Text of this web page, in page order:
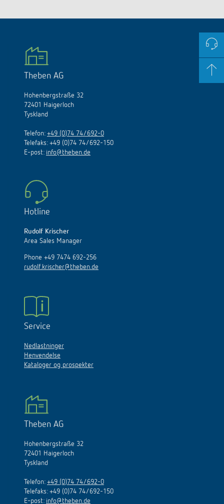
Theben AG
Hohenbergstraße 32
72401 Haigerloch
Tyskland
Telefon: +49 (0)74 74/692-0
Telefaks: +49 (0)74 74/692-150
E-post: info@theben.de
Hotline
Rudolf Krischer
Area Sales Manager
Phone +49 7474 692-256
rudolf.krischer@theben.de
Service
Nedlastninger
Henvendelse
Kataloger og prospekter
Theben AG
Hohenbergstraße 32
72401 Haigerloch
Tyskland
Telefon: +49 (0)74 74/692-0
Telefaks: +49 (0)74 74/692-150
E-post: info@theben.de